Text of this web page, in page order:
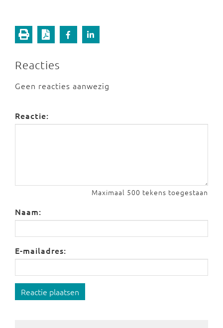
Reacties
Geen reacties aanwezig
Reactie:
Maximaal 500 tekens toegestaan
Naam:
E-mailadres:
Reactie plaatsen